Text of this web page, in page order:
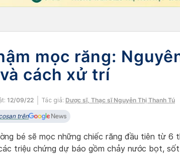
mọc răng:
cách xử trí
12/09/22 Tác giả: Dược sĩ, Thạc sĩ Nguyễn Thị Thanh Tú
trên
bé sẽ mọc những chiếc răng đầu tiên từ 6
triệu chứng dự báo gồm chảy nước bọt, sốt